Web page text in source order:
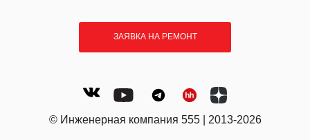
ЗАЯВКА НА РЕМОНТ
© Инженерная компания 555 | 2013-2026